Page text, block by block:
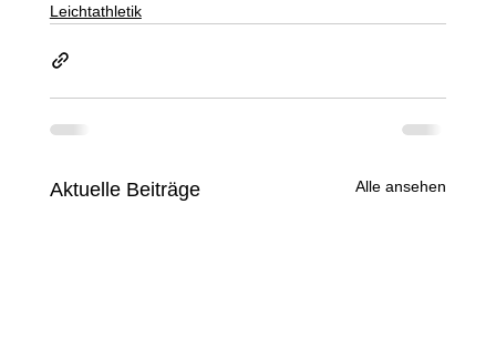
Leichtathletik
Aktuelle Beiträge Alle ansehen